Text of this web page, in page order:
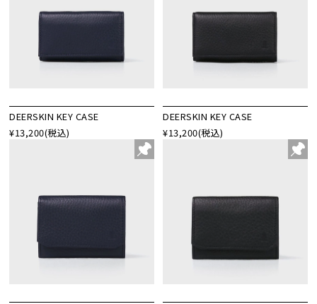
DEERSKIN KEY CASE
¥13,200(税込)
DEERSKIN KEY CASE
¥13,200(税込)